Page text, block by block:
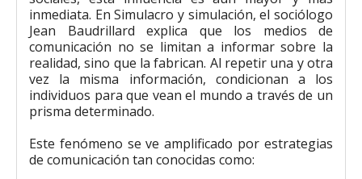
inmediata. En Simulacro y simulación, el sociólogo
Jean Baudrillard explica que los medios de
comunicación no se limitan a informar sobre la
realidad, sino que la fabrican. Al repetir una y otra
vez la misma información, condicionan a los
individuos para que vean el mundo a través de un
prisma determinado.
Este fenómeno se ve amplificado por estrategias
de comunicación tan conocidas como: